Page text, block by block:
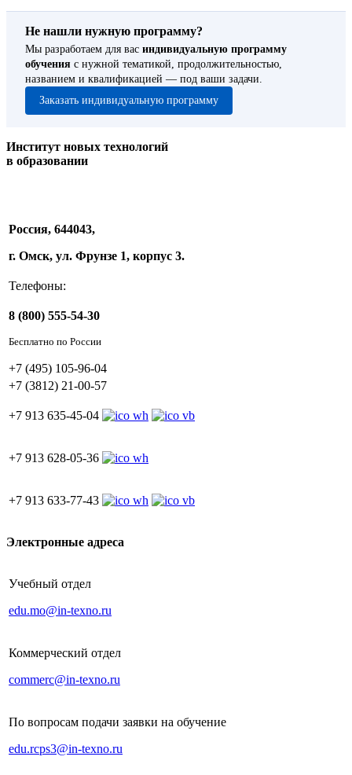
Не нашли нужную программу?
Мы разработаем для вас индивидуальную программу
обучения с нужной тематикой, продолжительностью,
названием и квалификацией — под ваши задачи.
Заказать индивидуальную программу
Институт новых технологий
в образовании
Россия, 644043,
г. Омск, ул. Фрунзе 1, корпус 3.
Телефоны:
8 (800) 555-54-30
Бесплатно по России
+7 (495) 105-96-04
+7 (3812) 21-00-57
+7 913 635-45-04
+7 913 628-05-36
+7 913 633-77-43
Электронные адреса
Учебный отдел
edu.mo@in-texno.ru
Коммерческий отдел
commerc@in-texno.ru
По вопросам подачи заявки на обучение
edu.rcps3@in-texno.ru